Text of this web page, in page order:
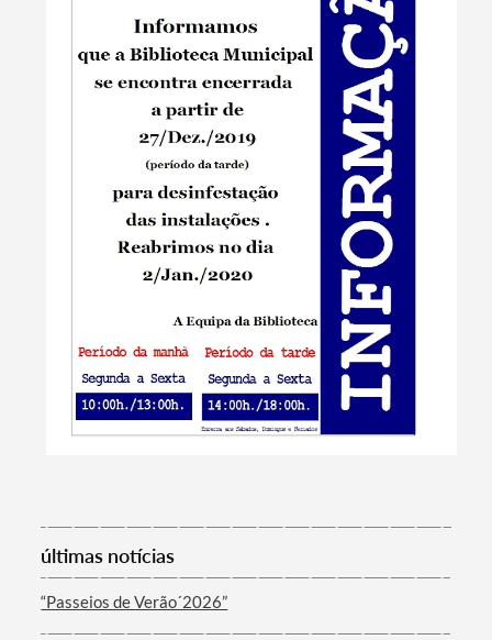
Categorias gerais
últimas notícias
“Passeios de Verão´2026”